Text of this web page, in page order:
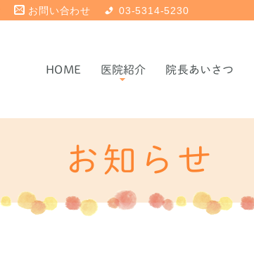
お問い合わせ 03-5314-5230
HOME 医院紹介 院長あいさつ
お知らせ